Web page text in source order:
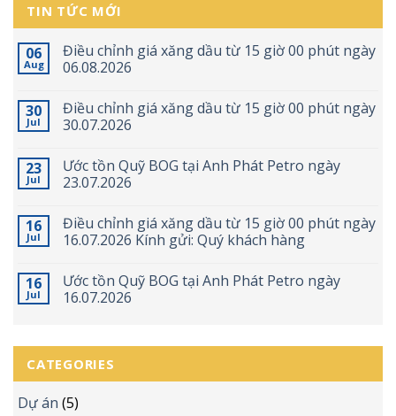
TIN TỨC MỚI
06
Aug
Điều chỉnh giá xăng dầu từ 15 giờ 00 phút ngày
06.08.2026
30
Jul
Điều chỉnh giá xăng dầu từ 15 giờ 00 phút ngày
30.07.2026
23
Jul
Ước tồn Quỹ BOG tại Anh Phát Petro ngày
23.07.2026
16
Jul
Điều chỉnh giá xăng dầu từ 15 giờ 00 phút ngày
16.07.2026 Kính gửi: Quý khách hàng
16
Jul
Ước tồn Quỹ BOG tại Anh Phát Petro ngày
16.07.2026
CATEGORIES
Dự án (5)